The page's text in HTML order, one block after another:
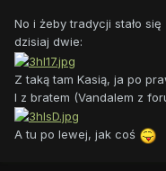
No i żeby tradycji stało
dzisiaj dwie:
Z taką tam Kasią, ja po
I z bratem (Vandalem z
A tu po lewej, jak coś